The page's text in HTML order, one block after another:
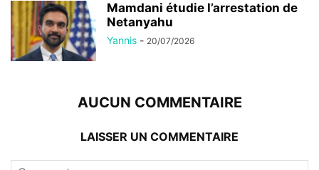
Mamdani étudie l’arrestation de
Netanyahu
Yannis - 20/07/2026
AUCUN COMMENTAIRE
LAISSER UN COMMENTAIRE